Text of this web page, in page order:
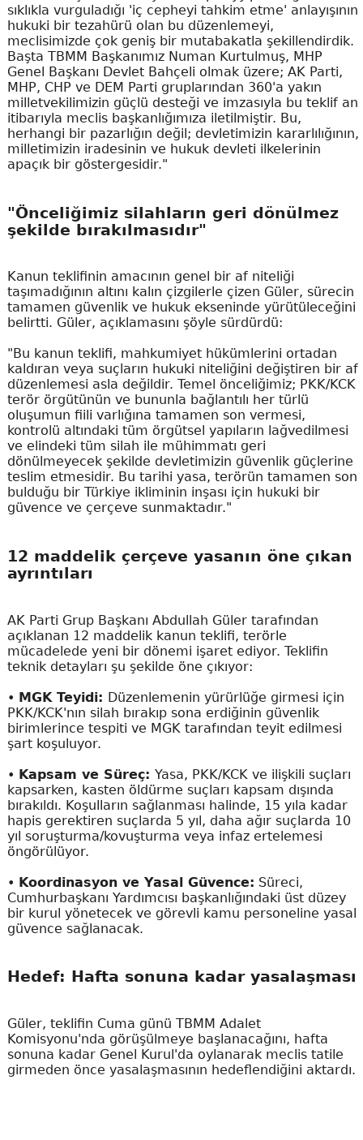
sıklıkla vurguladığı 'iç cepheyi tahkim etme' anlayışının
hukuki bir tezahürü olan bu düzenlemeyi,
meclisimizde çok geniş bir mutabakatla şekillendirdik.
Başta TBMM Başkanımız Numan Kurtulmuş, MHP
Genel Başkanı Devlet Bahçeli olmak üzere; AK Parti,
MHP, CHP ve DEM Parti gruplarından 360'a yakın
milletvekilimizin güçlü desteği ve imzasıyla bu teklif an
itibarıyla meclis başkanlığımıza iletilmiştir. Bu,
herhangi bir pazarlığın değil; devletimizin kararlılığının,
milletimizin iradesinin ve hukuk devleti ilkelerinin
apaçık bir göstergesidir."
"Önceliğimiz silahların geri dönülmez
şekilde bırakılmasıdır"
Kanun teklifinin amacının genel bir af niteliği
taşımadığının altını kalın çizgilerle çizen Güler, sürecin
tamamen güvenlik ve hukuk ekseninde yürütüleceğini
belirtti. Güler, açıklamasını şöyle sürdürdü:
"Bu kanun teklifi, mahkumiyet hükümlerini ortadan
kaldıran veya suçların hukuki niteliğini değiştiren bir af
düzenlemesi asla değildir. Temel önceliğimiz; PKK/KCK
terör örgütünün ve bununla bağlantılı her türlü
oluşumun fiili varlığına tamamen son vermesi,
kontrolü altındaki tüm örgütsel yapıların lağvedilmesi
ve elindeki tüm silah ile mühimmatı geri
dönülmeyecek şekilde devletimizin güvenlik güçlerine
teslim etmesidir. Bu tarihi yasa, terörün tamamen son
bulduğu bir Türkiye ikliminin inşası için hukuki bir
güvence ve çerçeve sunmaktadır."
12 maddelik çerçeve yasanın öne çıkan
ayrıntıları
AK Parti Grup Başkanı Abdullah Güler tarafından
açıklanan 12 maddelik kanun teklifi, terörle
mücadelede yeni bir dönemi işaret ediyor. Teklifin
teknik detayları şu şekilde öne çıkıyor:
• MGK Teyidi: Düzenlemenin yürürlüğe girmesi için
PKK/KCK'nın silah bırakıp sona erdiğinin güvenlik
birimlerince tespiti ve MGK tarafından teyit edilmesi
şart koşuluyor.
• Kapsam ve Süreç: Yasa, PKK/KCK ve ilişkili suçları
kapsarken, kasten öldürme suçları kapsam dışında
bırakıldı. Koşulların sağlanması halinde, 15 yıla kadar
hapis gerektiren suçlarda 5 yıl, daha ağır suçlarda 10
yıl soruşturma/kovuşturma veya infaz ertelemesi
öngörülüyor.
• Koordinasyon ve Yasal Güvence: Süreci,
Cumhurbaşkanı Yardımcısı başkanlığındaki üst düzey
bir kurul yönetecek ve görevli kamu personeline yasal
güvence sağlanacak.
Hedef: Hafta sonuna kadar yasalaşması
Güler, teklifin Cuma günü TBMM Adalet
Komisyonu'nda görüşülmeye başlanacağını, hafta
sonuna kadar Genel Kurul'da oylanarak meclis tatile
girmeden önce yasalaşmasının hedeflendiğini aktardı.